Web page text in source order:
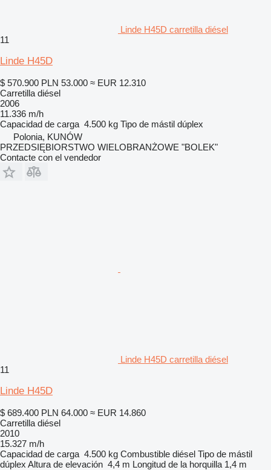
Linde H45D carretilla diésel
11
Linde H45D
$ 570.900 PLN 53.000 ≈ EUR 12.310
Carretilla diésel
2006
11.336 m/h
Capacidad de carga 4.500 kg Tipo de mástil dúplex
Polonia, KUNÓW
PRZEDSIĘBIORSTWO WIELOBRANŻOWE "BOLEK"
Contacte con el vendedor
Linde H45D carretilla diésel
11
Linde H45D
$ 689.400 PLN 64.000 ≈ EUR 14.860
Carretilla diésel
2010
15.327 m/h
Capacidad de carga 4.500 kg Combustible diésel Tipo de mástil
dúplex Altura de elevación 4,4 m Longitud de la horquilla 1,4 m